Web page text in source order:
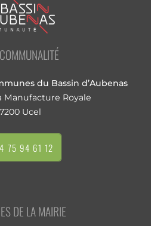
du Bassin d’Aubenas
Manufacture Royale
Ucel
75 94 61 12
DE LA MAIRIE